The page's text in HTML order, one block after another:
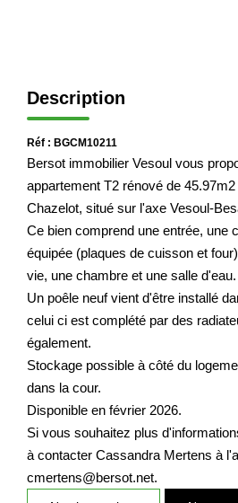
Nous
Nos
Nos
CONTACT
EXTRANET
Description
Réf : BGCM10211
Bersot immobilier Vesoul vous
appartement T2 rénové de
Chazelot, situé sur l'axe Vesoul-
Ce bien comprend une entrée, une
équipée (plaques de cuisson et
vie, une chambre et une salle d'eau.
Un poêle neuf vient d'être installé
celui ci est complété par des
également.
Stockage possible à côté du
dans la cour.
Disponible en février 2026.
Si vous souhaitez plus
à contacter Cassandra Mertens à
cmertens@bersot.net.